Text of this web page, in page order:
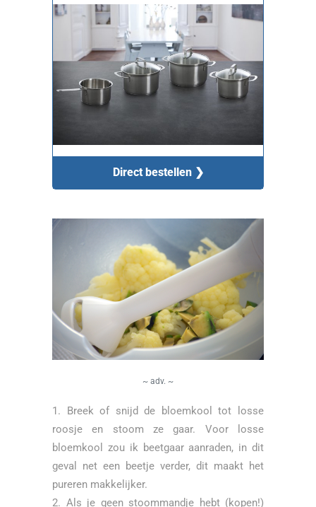
Direct bestellen ❯
~ adv. ~
Breek of snijd de bloemkool tot losse
roosje en stoom ze gaar. Voor losse
bloemkool zou ik beetgaar aanraden, in dit
geval net een beetje verder, dit maakt het
pureren makkelijker.
Als je geen stoommandje hebt (kopen!)